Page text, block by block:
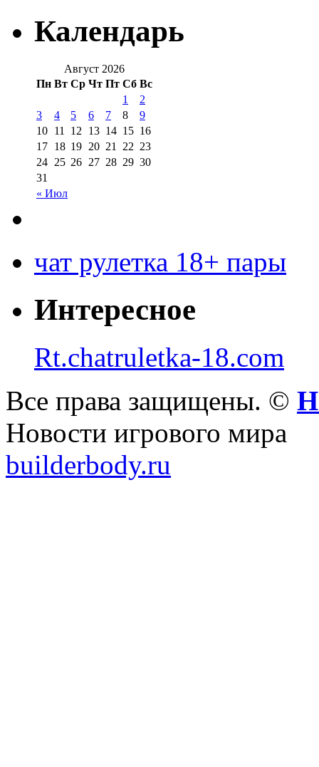
Календарь
Август 2026
Пн Вт Ср Чт Пт Сб Вс
« Июл
1
2
3
4 5 6 7 8
9
10 11 12 13 14 15 16
17 18 19 20 21 22 23
24 25 26 27 28 29 30
31
чат рулетка 18+ пары
Интересное
Rt.chatruletka-18.com
Все права защищены. ©
Новости игрового мира
builderbody.ru